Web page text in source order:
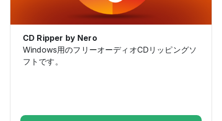
CD Ripper by Nero
Windows用のフリーオーディオCDリッピングソ
フトです。